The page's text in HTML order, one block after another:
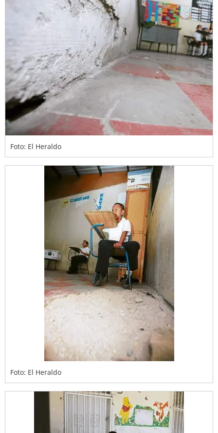
Foto: El Heraldo
Foto: El Heraldo